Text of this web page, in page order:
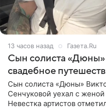
13 часов назад Газета.Ru
Сын солиста «Дюны»
свадебное
Сын солиста «Дюны»
Сенчуковой уехал с
Невестка артистов